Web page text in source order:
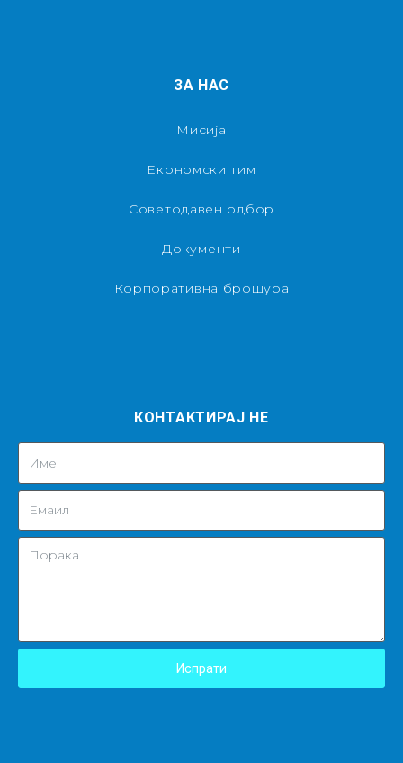
ЗА НАС
Мисија
Економски тим
Советодавен одбор
Документи
Корпоративна брошура
КОНТАКТИРАЈ НЕ
Испрати